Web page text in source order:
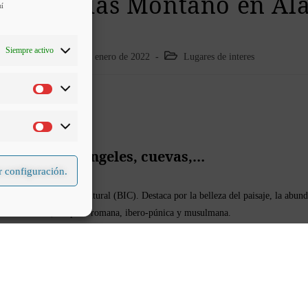
Siempre activo
configuración.
13 de enero de 2022 Lugares de interes
de los Ángeles, cuevas,…
Bien de Interés Cultural (BIC). Destaca por la belleza del paisaje, la
del Bronce, la época romana, ibero-púnica y musulmana.